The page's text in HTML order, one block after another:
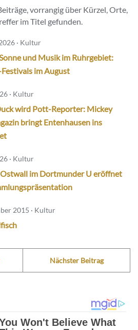
vorrangig über Kürzel, Orte,
im Titel gefunden.
· Kultur
und Musik im Ruhrgebiet:
im August
· Kultur
wird Pott-Reporter: Mickey
bringt Entenhausen ins
· Kultur
im Dortmunder U eröffnet
2015 · Kultur
Nächster Beitrag